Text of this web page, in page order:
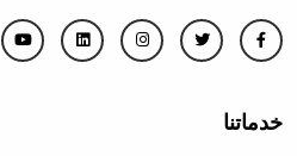
خدماتنا